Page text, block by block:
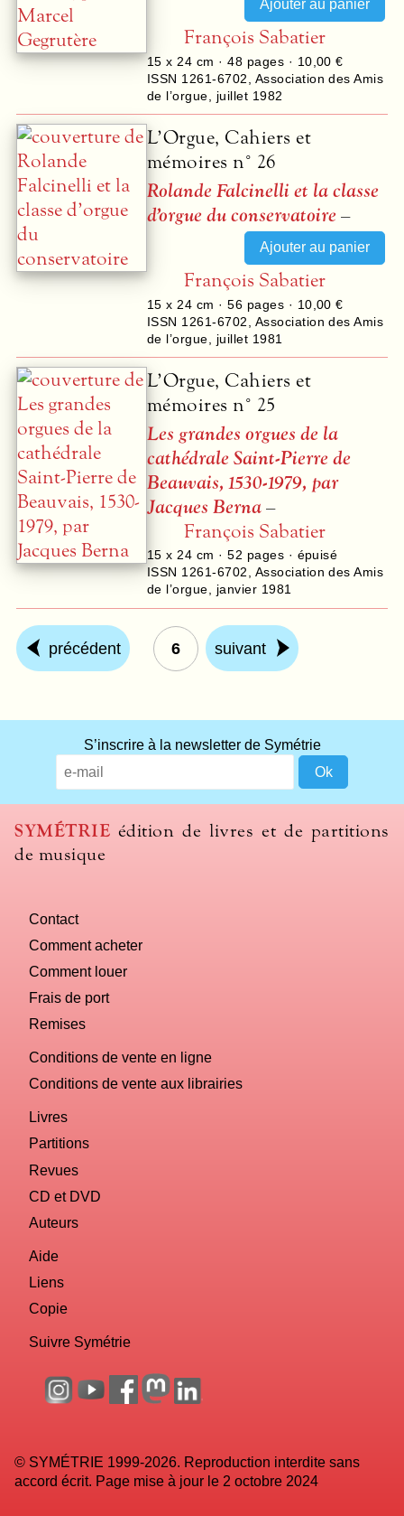
François Sabatier
15 x 24 cm ·48 pages · 10,00 €
ISSN 1261-6702
Association des Amis
de l’orgue
juillet 1982
L’Orgue, Cahiers et
mémoires n° 26
Rolande Falcinelli et la classe
d’orgue du conservatoire –
François Sabatier
15 x 24 cm ·56 pages · 10,00 €
ISSN 1261-6702
Association des Amis
de l’orgue
juillet 1981
L’Orgue, Cahiers et
mémoires n° 25
Les grandes orgues de la
cathédrale Saint-Pierre de
Beauvais, 1530-1979, par
Jacques Berna–
François Sabatier
15 x 24 cm ·52 pages · épuisé
ISSN 1261-6702, Association des Amis
de l’orgue, janvier 1981
précédent 6 suivant
we
to
name
S’inscrire à la newsletter de Symétrie
SYMÉTRIE édition de livres et de partitions
de musique
Contact
Comment acheter
Comment louer
Frais de port
Remises
Conditions de vente en ligne
Conditions de vente aux librairies
Livres
Partitions
Revues
CD et DVD
Auteurs
Aide
Liens
Copie
Suivre Symétrie
© SYMÉTRIE 1999-2026. Reproduction interdite sans
accord écrit. Page mise à jour le 2 octobre 2024